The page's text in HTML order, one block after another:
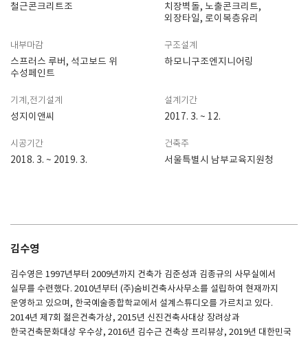
철근콘크리트조
치장벽돌, 노출콘크리트,
외장타일, 로이복층유리
내부마감
스프러스 루버, 석고보드 위
수성페인트
구조설계
하모니구조엔지니어링
기계,전기설계
성지이앤씨
설계기간
2017. 3. ~ 12.
시공기간
2018. 3. ~ 2019. 3.
건축주
서울특별시 남부교육지원청
김수영
김수영은 1997년부터 2009년까지 건축가 김준성과 김종규의 사무실에서
실무를 수련했다. 2010년부터 (주)숨비건축사사무소를 설립하여 현재까지
운영하고 있으며, 한국예술종합학교에서 설계스튜디오를 가르치고 있다.
2014년 제7회 젊은건축가상, 2015년 신진건축사대상 장려상과
한국건축문화대상 우수상, 2016년 김수근 건축상 프리뷰상, 2019년 대한민국